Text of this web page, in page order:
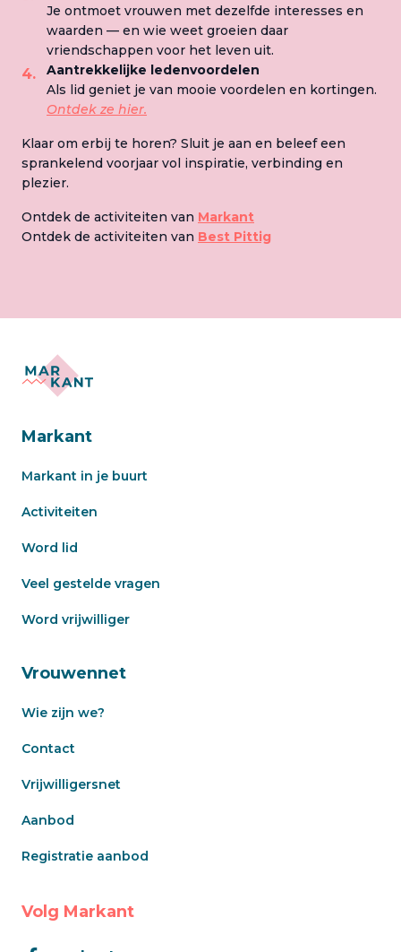
Je ontmoet vrouwen met dezelfde interesses en
waarden — en wie weet groeien daar
vriendschappen voor het leven uit.
Aantrekkelijke ledenvoordelen
Als lid geniet je van mooie voordelen en kortingen.
Ontdek ze hier.
Klaar om erbij te horen? Sluit je aan en beleef een
sprankelend voorjaar vol inspiratie, verbinding en
plezier.
Ontdek de activiteiten van Markant
Ontdek de activiteiten van Best Pittig
Markant
Markant in je buurt
Activiteiten
Word lid
Veel gestelde vragen
Word vrijwilliger
Vrouwennet
Wie zijn we?
Contact
Vrijwilligersnet
Aanbod
Registratie aanbod
Volg Markant